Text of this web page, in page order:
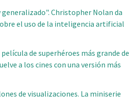
Christopher Nolan da
el uso de la inteligencia artificial
de superhéroes más grande de
a los cines con una versión más
de visualizaciones. La miniserie